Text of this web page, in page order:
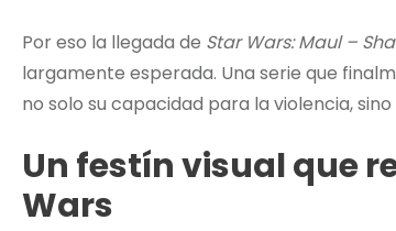
Por eso la llegada de Star Wars: Maul –
largamente esperada. Una serie que
no solo su capacidad para la violencia,
Un festín visual que
Wars